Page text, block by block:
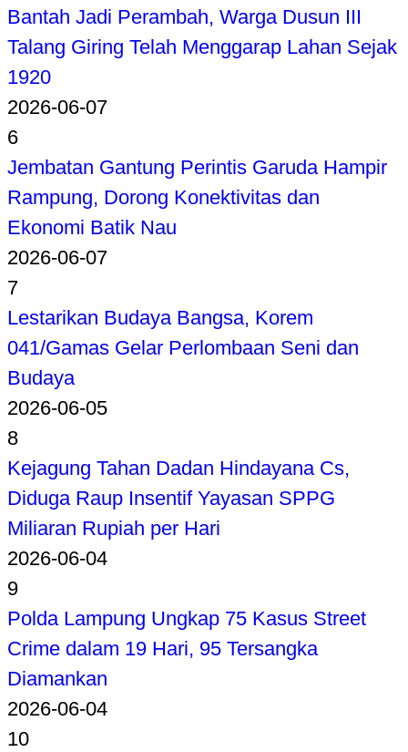
Bantah Jadi Perambah, Warga Dusun III
Talang Giring Telah Menggarap Lahan Sejak
1920
2026-06-07
6
Jembatan Gantung Perintis Garuda Hampir
Rampung, Dorong Konektivitas dan
Ekonomi Batik Nau
2026-06-07
7
Lestarikan Budaya Bangsa, Korem
041/Gamas Gelar Perlombaan Seni dan
Budaya
2026-06-05
8
Kejagung Tahan Dadan Hindayana Cs,
Diduga Raup Insentif Yayasan SPPG
Miliaran Rupiah per Hari
2026-06-04
9
Polda Lampung Ungkap 75 Kasus Street
Crime dalam 19 Hari, 95 Tersangka
Diamankan
2026-06-04
10